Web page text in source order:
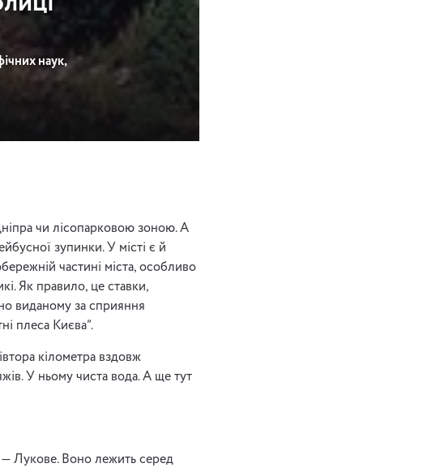
наук,
чи лісопарковою зоною. А
зупинки. У місті є й
частині міста, особливо
Як правило, це ставки,
виданому за сприяння
плеса Києва”.
кілометра вздовж
У ньому чиста вода. А ще тут
— Лукове. Воно лежить серед